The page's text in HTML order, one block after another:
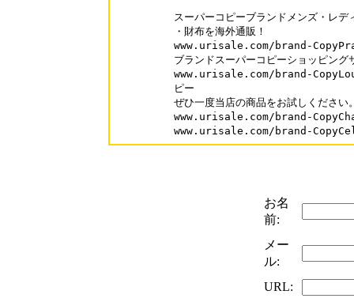
スーパーコピーブランドメンズ・レ
・財布を海外通販！
www.urisale.com/brand-
ブランドスーパーコピーショッピン
www.urisale.com/brand-
ピー
ぜひ一度当店の商品をお試しくださ
www.urisale.com/brand-
お名
前:
メー
ル:
URL: